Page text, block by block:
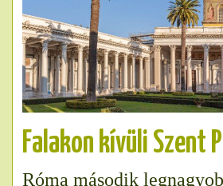
Falakon kívüli Szent
Róma második